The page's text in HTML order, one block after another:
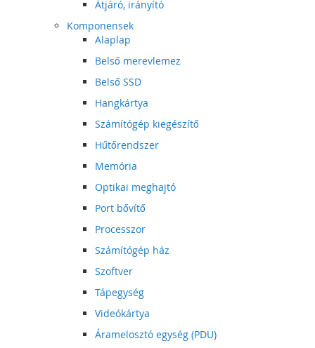
Átjáró, irányító
Komponensek
Alaplap
Belső merevlemez
Belső SSD
Hangkártya
Számítógép kiegészítő
Hűtőrendszer
Memória
Optikai meghajtó
Port bővítő
Processzor
Számítógép ház
Szoftver
Tápegység
Videókártya
Áramelosztó egység (PDU)